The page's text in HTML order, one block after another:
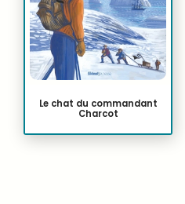
Le chat du commandant
Charcot